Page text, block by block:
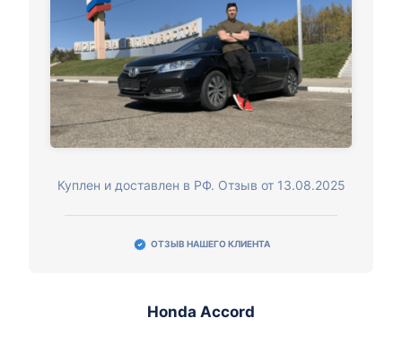
Куплен и доставлен в РФ. Отзыв от 13.08.2025
ОТЗЫВ НАШЕГО КЛИЕНТА
Honda Accord